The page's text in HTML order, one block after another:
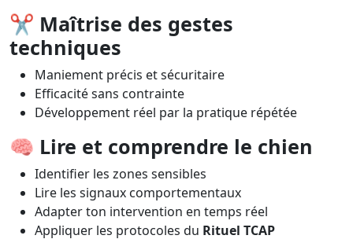
✂️ Maîtrise des gestes
techniques
Maniement précis et sécuritaire
Efficacité sans contrainte
Développement réel par la pratique répétée
🧠 Lire et comprendre le chien
Identifier les zones sensibles
Lire les signaux comportementaux
Adapter ton intervention en temps réel
Appliquer les protocoles du Rituel TCAP